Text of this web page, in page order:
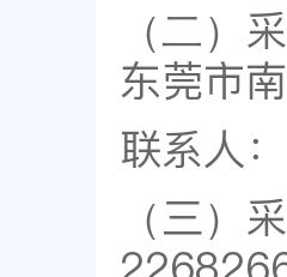
（二）
东莞市
联系人
（三